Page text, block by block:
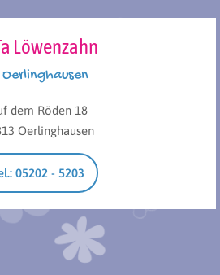
Löwenzahn
Oerlinghausen
dem Röden 18
Oerlinghausen
05202 - 5203